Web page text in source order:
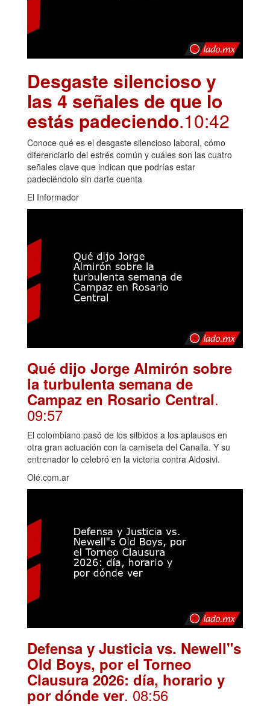
Desgaste silencioso y
las 4 señales de que lo
estás padeciendo.10:42
Conoce qué es el desgaste silencioso laboral, cómo
diferenciarlo del estrés común y cuáles son las cuatro
señales clave que indican que podrías estar
padeciéndolo sin darte cuenta
El Informador
Qué dijo Jorge Almirón sobre
la turbulenta semana de
Campaz en Rosario Central.
09:57
El colombiano pasó de los silbidos a los aplausos en
otra gran actuación con la camiseta del Canalla. Y su
entrenador lo celebró en la victoria contra Aldosivi.
Olé.com.ar
Defensa y Justicia vs. Newell"s
Old Boys, por el Torneo
Clausura 2026: día, horario y
por dónde ver. 08:56